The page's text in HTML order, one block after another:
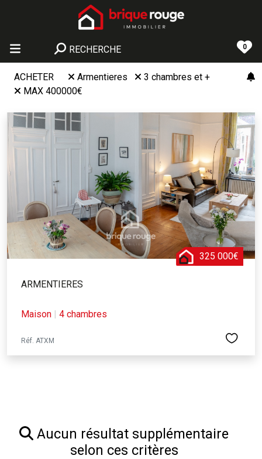
RECHERCHE 0
ACHETER Armentieres
3 chambres et +
MAX 400000€
325 000€
ARMENTIERES
Maison | 4 chambres
Réf. ATXM
Aucun résultat supplémentaire
selon ces critères